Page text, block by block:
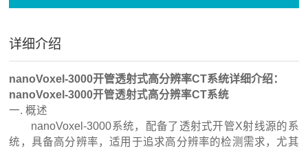
详细介绍
nanoVoxel-3000开管透射式高分辨率CT系统详细介绍：
nanoVoxel-3000开管透射式高分辨率CT系统
一. 概述
nanoVoxel-3000系统，配备了透射式开管X射线源的系
统，具备高分辨率，适用于追求高分辨率的检测需求，尤其